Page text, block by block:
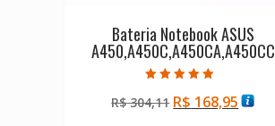
Bateria Notebook ASUS
A450,A450C,A450CA,A450CC
5.00
de 5
R$304,11 O
R$ 168,95O